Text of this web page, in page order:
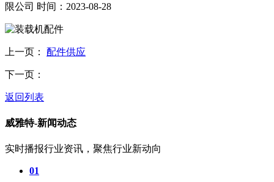
限公司 时间：2023-08-28
上一页： 配件供应
下一页：
返回列表
威雅特-新闻动态
实时播报行业资讯，聚焦行业新动向
01